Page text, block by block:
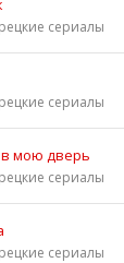
сериалы
сериалы
в мою дверь
сериалы
сериалы